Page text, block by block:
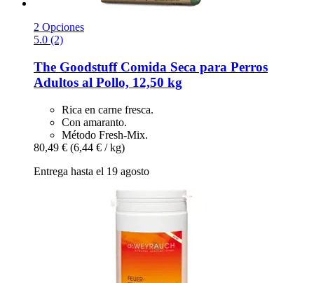
2 Opciones
5.0 (2)
The GoodstuffComida Seca para Perros
Adultos al Pollo, 12,50 kg
Rica en carne fresca.
Con amaranto.
Método Fresh-Mix.
80,49 € (6,44 € / kg)
Entrega hasta el 19 agosto